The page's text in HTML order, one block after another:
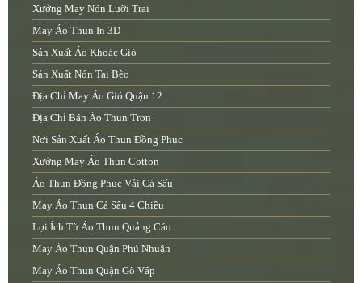
Xưởng May Nón Lưỡi Trai
May Áo Thun In 3D
Sản Xuất Áo Khoác Gió
Sản Xuất Nón Tai Bèo
Địa Chỉ May Áo Gió Quận 12
Địa Chỉ Bán Áo Thun Trơn
Nơi Sản Xuất Áo Thun Đồng Phục
Xưởng May Áo Thun Cotton
Áo Thun Đồng Phục Vải Cá Sấu
May Áo Thun Cá Sấu 4 Chiều
Lợi Ích Từ Áo Thun Quảng Cáo
May Áo Thun Quận Phú Nhuận
May Áo Thun Quận Gò Vấp